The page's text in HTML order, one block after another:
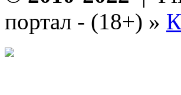
портал - (18+) »